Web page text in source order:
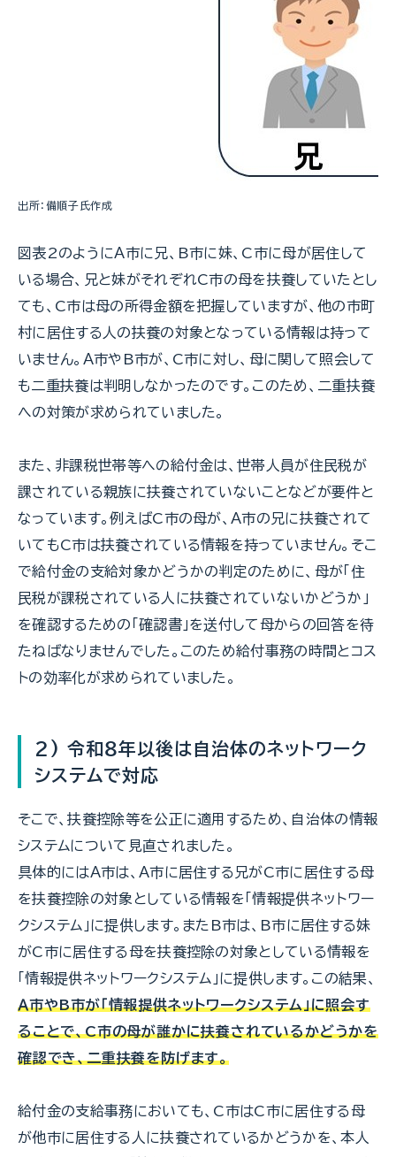
出所：備順子氏作成
図表2のようにＡ市に兄、B市に妹、C市に母が居住して
いる場合、兄と妹がそれぞれC市の母を扶養していたとし
ても、C市は母の所得金額を把握していますが、他の市町
村に居住する人の扶養の対象となっている情報は持って
いません。Ａ市やB市が、C市に対し、母に関して照会して
も二重扶養は判明しなかったのです。このため、二重扶養
への対策が求められていました。
また、非課税世帯等への給付金は、世帯人員が住民税が
課されている親族に扶養されていないことなどが要件と
なっています。例えばC市の母が、Ａ市の兄に扶養されて
いてもC市は扶養されている情報を持っていません。そこ
で給付金の支給対象かどうかの判定のために、母が「住
民税が課税されている人に扶養されていないかどうか」
を確認するための「確認書」を送付して母からの回答を待
たねばなりませんでした。このため給付事務の時間とコス
トの効率化が求められていました。
2) 令和８年以後は自治体のネットワーク
システムで対応
そこで、扶養控除等を公正に適用するため、自治体の情報
システムについて見直されました。
具体的にはＡ市は、Ａ市に居住する兄がC市に居住する母
を扶養控除の対象としている情報を「情報提供ネットワー
クシステム」に提供します。またB市は、B市に居住する妹
がC市に居住する母を扶養控除の対象としている情報を
「情報提供ネットワークシステム」に提供します。この結果、
Ａ市やB市が「情報提供ネットワークシステム」に照会す
ることで、C市の母が誰かに扶養されているかどうかを
確認でき、二重扶養を防げます。
給付金の支給事務においても、C市はC市に居住する母
が他市に居住する人に扶養されているかどうかを、本人